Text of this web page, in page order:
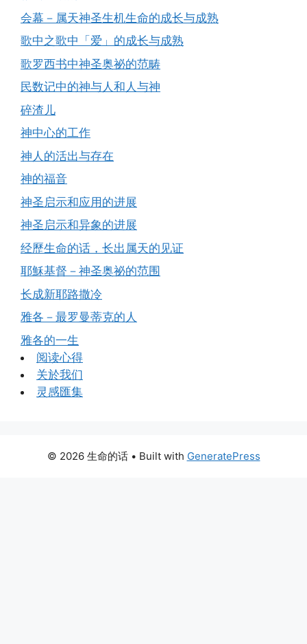
会幕－属天神圣生机生命的成长与成熟
歌中之歌中「爱」的成长与成熟
歌罗西书中神圣奥祕的范畴
民数记中的神与人和人与神
碎渣儿
神中心的工作
神人的活出与存在
神的福音
神圣启示和应用的进展
神圣启示和异象的进展
经歷生命的话，长出属天的见证
耶穌基督－神圣奥祕的范围
长成新耶路撒冷
雅各－最罗曼蒂克的人
雅各的一生
阅读心得
关於我们
灵感匯集
© 2026 生命的话• Built with GeneratePress